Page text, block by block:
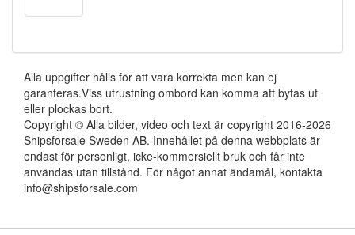
Alla uppgifter hålls för att vara korrekta men kan ej
garanteras.Viss utrustning ombord kan komma att bytas ut
eller plockas bort.
Copyright © Alla bilder, video och text är copyright 2016-2026
Shipsforsale Sweden AB. Innehållet på denna webbplats är
endast för personligt, icke-kommersiellt bruk och får inte
användas utan tillstånd. För något annat ändamål, kontakta
info@shipsforsale.com